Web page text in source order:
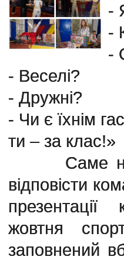
-
-
-
- Веселі?
- Дружні?
- Чи є їхнім
ти – за клас!»
Саме на
відповісти
жовтня
заповнений